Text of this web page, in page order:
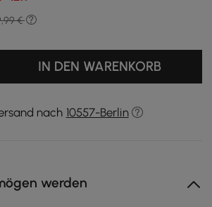
€
IN DEN WARENKORB
nach 10557-Berlin
werden